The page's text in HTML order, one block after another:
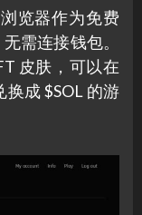
览器作为免费
需连接钱包。
皮肤，可以在
成 $SOL 的游